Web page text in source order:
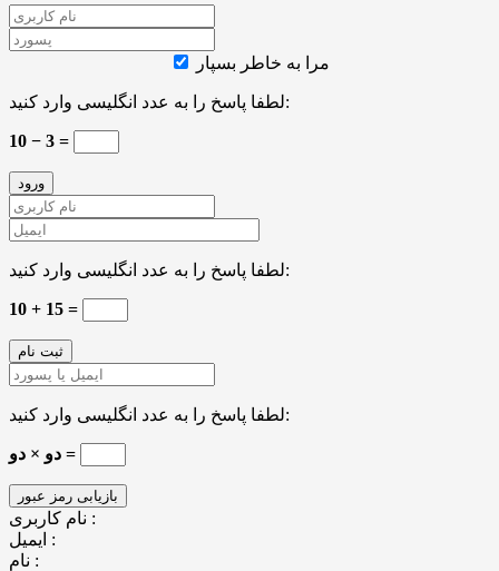
مرا به خاطر بسپار
لطفا پاسخ را به عدد انگلیسی وارد کنید:
10 − 3 =
لطفا پاسخ را به عدد انگلیسی وارد کنید:
10 + 15 =
لطفا پاسخ را به عدد انگلیسی وارد کنید:
دو × دو =
نام کاربری :
ایمیل :
نام :